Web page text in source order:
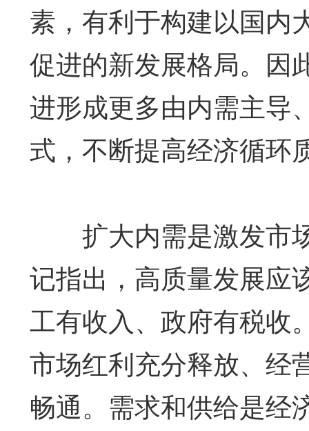
素，有利于构建以国内
促进的新发展格局。因
进形成更多由内需主导
式，不断提高经济循环
扩大内需是激发市
记指出，高质量发展应
工有收入、政府有税收
市场红利充分释放、经
畅通。需求和供给是经